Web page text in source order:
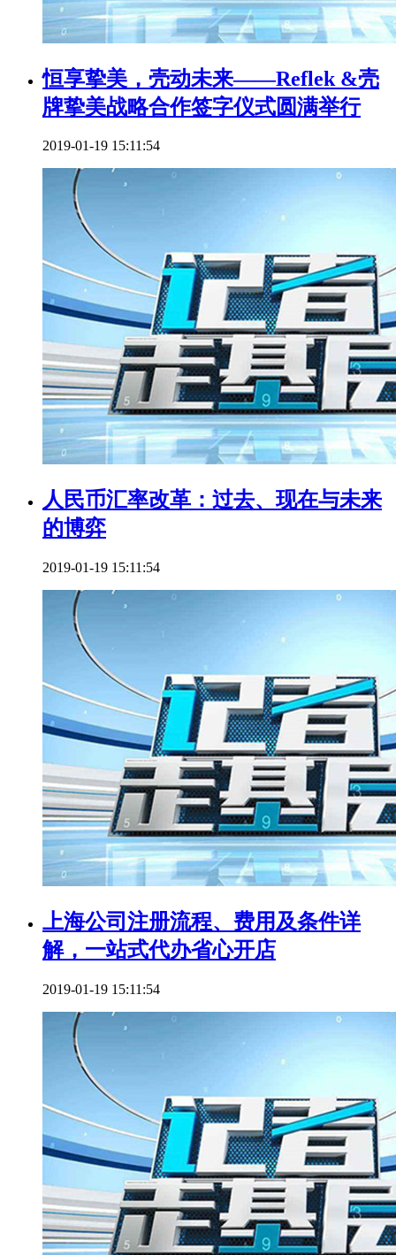
恒享挚美，壳动未来——Reflek &壳
牌挚美战略合作签字仪式圆满举行
2019-01-19 15:11:54
人民币汇率改革：过去、现在与未来
的博弈
2019-01-19 15:11:54
上海公司注册流程、费用及条件详
解，一站式代办省心开店
2019-01-19 15:11:54